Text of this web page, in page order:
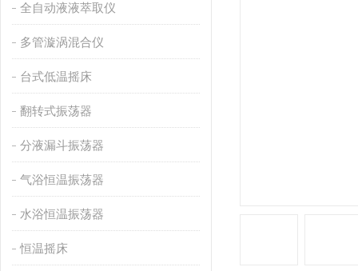
全自动液液萃取仪
多管漩涡混合仪
台式低温摇床
翻转式振荡器
分液漏斗振荡器
气浴恒温振荡器
水浴恒温振荡器
恒温摇床